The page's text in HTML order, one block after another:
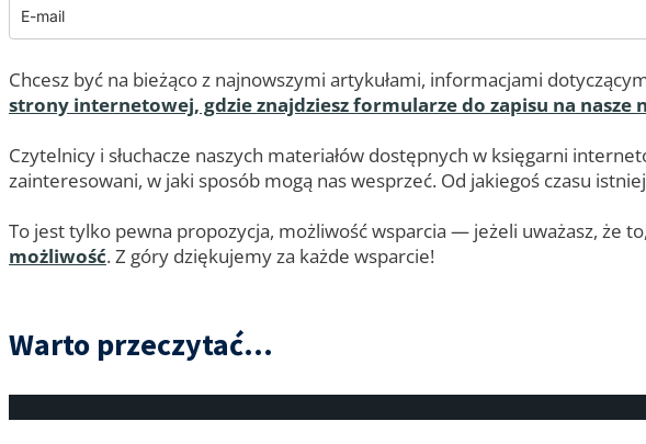
Chcesz być na bieżąco z najnowszymi artykułami, informacjami
strony internetowej, gdzie znajdziesz formularze do zapisu na nasze
Czytelnicy i słuchacze naszych materiałów dostępnych w księgarni
zainteresowani, w jaki sposób mogą nas wesprzeć. Od jakiegoś czasu
To jest tylko pewna propozycja, możliwość wsparcia — jeżeli uważasz, że
możliwość. Z góry dziękujemy za każde wsparcie!
Warto przeczytać...